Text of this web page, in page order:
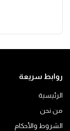
روابط سريعة
الرئيسية
من نحن
الشروط والأحكام